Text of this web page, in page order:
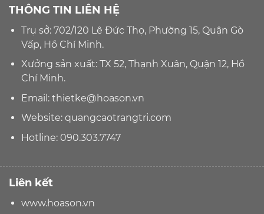
THÔNG TIN LIÊN HỆ
Trụ sở: 702/120 Lê Đức Thọ, Phường 15, Quận Gò
Vấp, Hồ Chí Minh.
Xưởng sản xuất: TX 52, Thạnh Xuân, Quận 12, Hồ
Chí Minh.
Email: thietke@hoason.vn
Website:quangcaotrangtri.com
Hotline: 090.303.7747
Liên kết
www.hoason.vn